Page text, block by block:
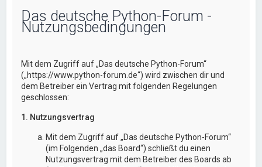
Das deutsche Python-Forum -
Nutzungsbedingungen
Mit dem Zugriff auf „Das deutsche Python-Forum“
(„https://www.python-forum.de“) wird zwischen dir und
dem Betreiber ein Vertrag mit folgenden Regelungen
geschlossen:
1. Nutzungsvertrag
Mit dem Zugriff auf „Das deutsche Python-Forum“
(im Folgenden „das Board“) schließt du einen
Nutzungsvertrag mit dem Betreiber des Boards ab